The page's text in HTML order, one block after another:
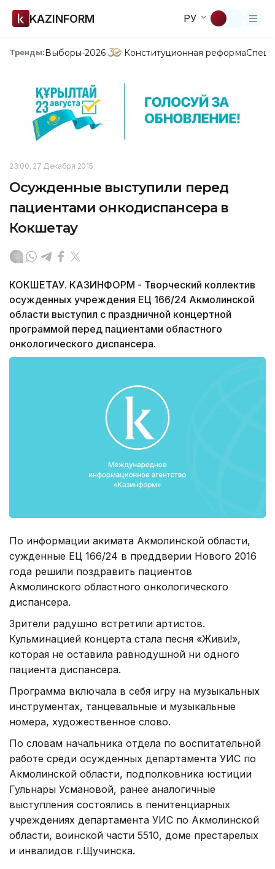
KAZINFORM РУ
Тренды:Выборы-2026 Конституционная реформа
23:00, 27 Декабря 2015
Осужденные выступили перед
пациентами онкодиспансера в
Кокшетау
КОКШЕТАУ. КАЗИНФОРМ - Творческий коллектив
осужденных учреждения ЕЦ 166/24 Акмолинской
области выступил с праздничной концертной
программой перед пациентами областного
онкологического диспансера.
По информации акимата Акмолинской области,
сужденные ЕЦ 166/24 в преддверии Нового 2016
года решили поздравить пациентов
Акмолинского областного онкологического
диспансера.
Зрители радушно встретили артистов.
Кульминацией концерта стала песня «Живи!»,
которая не оставила равнодушной ни одного
пациента диспансера.
Программа включала в себя игру на музыкальных
инструментах, танцевальные и музыкальные
номера, художественное слово.
По словам начальника отдела по воспитательной
работе среди осужденных департамента УИС по
Акмолинской области, подполковника юстиции
Гульнары Усмановой, ранее аналогичные
выступления состоялись в пенитенциарных
учреждениях департамента УИС по Акмолинской
области, воинской части 5510, доме престарелых
и инвалидов г.Щучинска.